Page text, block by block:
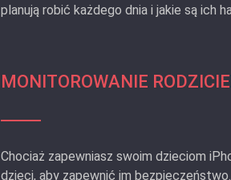
planują robić każdego dnia i jakie są ich
MONITOROWANIE
Chociaż zapewniasz swoim dzieciom
dzieci, aby zapewnić im bezpieczeństwo.